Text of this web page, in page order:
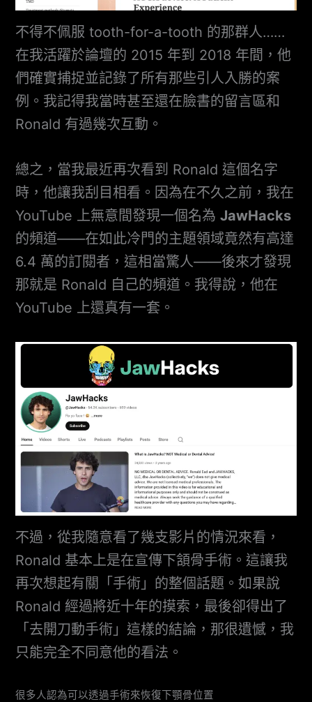
不得不佩服 tooth-for-a-tooth 的那群人……
在我活躍於論壇的 2015 年到 2018 年間，他
們確實捕捉並記錄了所有那些引人入勝的案
例。我記得我當時甚至還在臉書的留言區和
Ronald 有過幾次互動。
總之，當我最近再次看到 Ronald 這個名字
時，他讓我刮目相看。因為在不久之前，我在
YouTube 上無意間發現一個名為JawHacks
的頻道——在如此冷門的主題領域竟然有高達
6.4 萬的訂閱者，這相當驚人——後來才發現
那就是 Ronald 自己的頻道。我得說，他在
YouTube 上還真有一套。
不過，從我隨意看了幾支影片的情況來看，
Ronald 基本上是在宣傳下頷骨手術。這讓我
再次想起有關「手術」的整個話題。如果說
Ronald 經過將近十年的摸索，最後卻得出了
「去開刀動手術」這樣的結論，那很遺憾，我
只能完全不同意他的看法。
很多人認為可以透過手術來恢復下顎骨位置